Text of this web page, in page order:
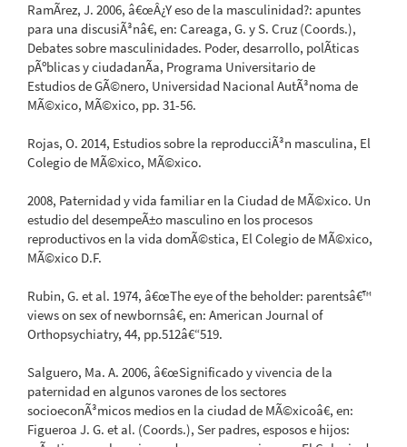
RamÃ­rez, J. 2006, â€œÂ¿Y eso de la masculinidad?: apuntes
para una discusiÃ³nâ€, en: Careaga, G. y S. Cruz (Coords.),
Debates sobre masculinidades. Poder, desarrollo, polÃ­ticas
pÃºblicas y ciudadanÃ­a, Programa Universitario de
Estudios de GÃ©nero, Universidad Nacional AutÃ³noma de
MÃ©xico, MÃ©xico, pp. 31-56.
Rojas, O. 2014, Estudios sobre la reproducciÃ³n masculina, El
Colegio de MÃ©xico, MÃ©xico.
2008, Paternidad y vida familiar en la Ciudad de MÃ©xico. Un
estudio del desempeÃ±o masculino en los procesos
reproductivos en la vida domÃ©stica, El Colegio de MÃ©xico,
MÃ©xico D.F.
Rubin, G. et al. 1974, â€œThe eye of the beholder: parentsâ€™
views on sex of newbornsâ€, en: American Journal of
Orthopsychiatry, 44, pp.512â€“519.
Salguero, Ma. A. 2006, â€œSignificado y vivencia de la
paternidad en algunos varones de los sectores
socioeconÃ³micos medios en la ciudad de MÃ©xicoâ€, en:
Figueroa J. G. et al. (Coords.), Ser padres, esposos e hijos: